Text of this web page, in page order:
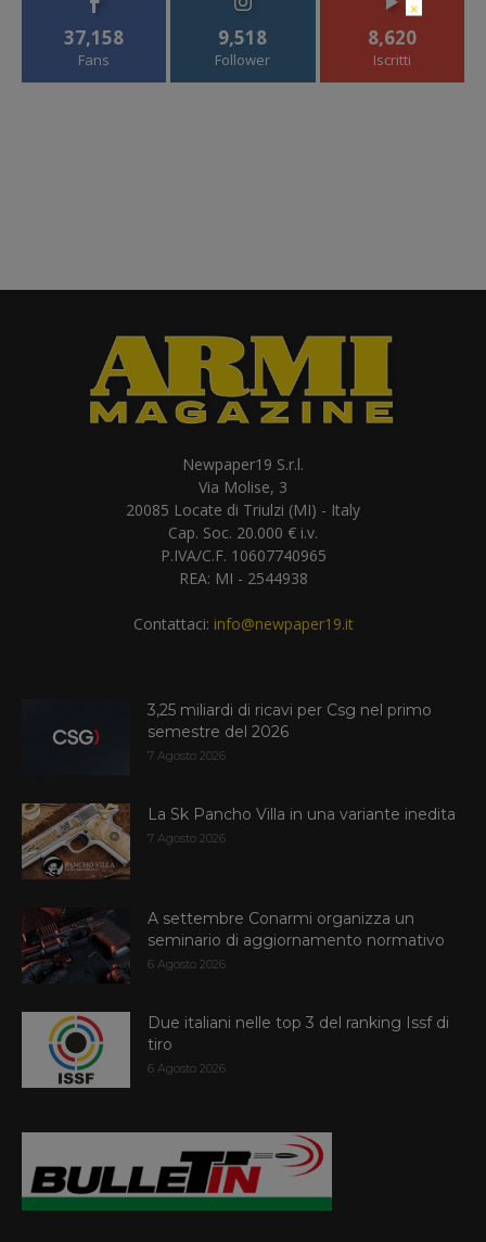
37,158
Fans
9,518
Follower
8,620
Iscritti
Newpaper19 S.r.l.
Via Molise, 3
20085 Locate di Triulzi (MI) - Italy
Cap. Soc. 20.000 € i.v.
P.IVA/C.F. 10607740965
REA: MI - 2544938
Contattaci: info@newpaper19.it
3,25 miliardi di ricavi per Csg nel primo
semestre del 2026
7 Agosto 2026
La Sk Pancho Villa in una variante inedita
7 Agosto 2026
A settembre Conarmi organizza un
seminario di aggiornamento normativo
6 Agosto 2026
Due italiani nelle top 3 del ranking Issf di
tiro
6 Agosto 2026
×